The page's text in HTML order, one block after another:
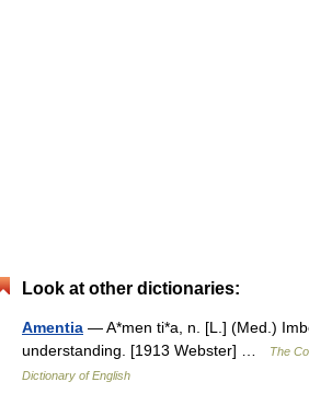
Look at other dictionaries:
Amentia — A*men ti*a, n. [L.] (Med.)
understanding. [1913 Webster] …
The
Dictionary of English